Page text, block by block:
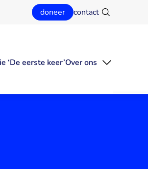
doneer contact Zoeken
‘De eerste keer’Over ons